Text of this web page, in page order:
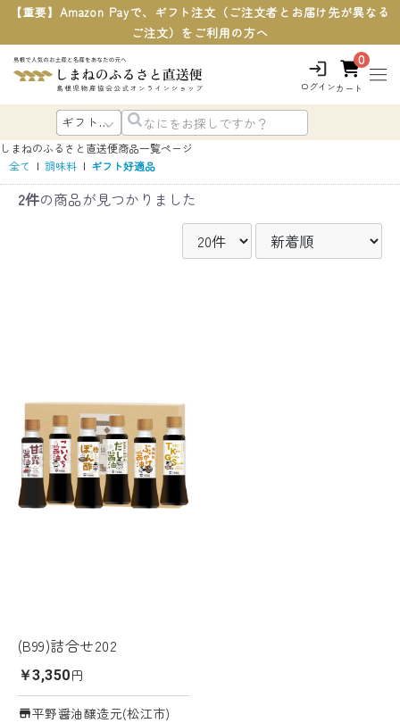
【重要】Amazon Payで、ギフト注文（ご注文者とお届け先が異なる
ご注文）をご利用の方へ
ログイン
0
カート
しまねのふるさと直送便商品一覧ページ
全て | 調味料 | ギフト好適品
2件の商品が見つかりました
(B99)詰合せ202
￥3,350円
平野醤油醸造元(松江市)